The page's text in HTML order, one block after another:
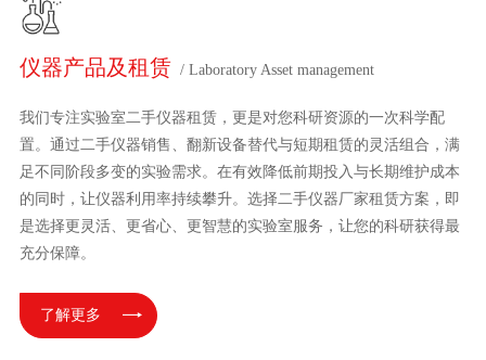
仪器产品及租赁 / Laboratory Asset management
我们专注实验室二手仪器租赁，更是对您科研资源的一次科学配
置。通过二手仪器销售、翻新设备替代与短期租赁的灵活组合，满
足不同阶段多变的实验需求。在有效降低前期投入与长期维护成本
的同时，让仪器利用率持续攀升。选择二手仪器厂家租赁方案，即
是选择更灵活、更省心、更智慧的实验室服务，让您的科研获得最
充分保障。
了解更多